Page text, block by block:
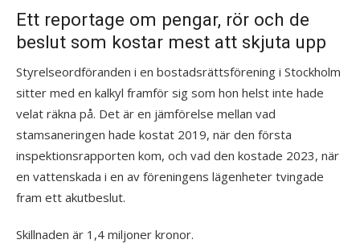
Ett reportage om pengar, rör och de
beslut som kostar mest att skjuta upp
Styrelseordföranden i en bostadsrättsförening i Stockholm
sitter med en kalkyl framför sig som hon helst inte hade
velat räkna på. Det är en jämförelse mellan vad
stamsaneringen hade kostat 2019, när den första
inspektionsrapporten kom, och vad den kostade 2023, när
en vattenskada i en av föreningens lägenheter tvingade
fram ett akutbeslut.
Skillnaden är 1,4 miljoner kronor.